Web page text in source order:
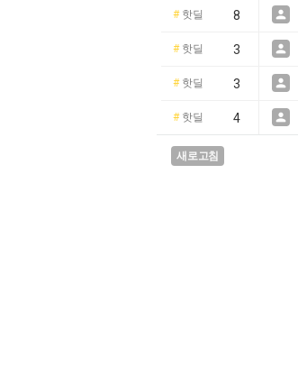
#핫딜 8 
#핫딜 3 
#핫딜 3 
#핫딜 4 
새로고침